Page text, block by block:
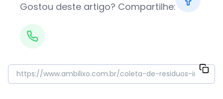
Gostou deste artigo? Compartilhe: